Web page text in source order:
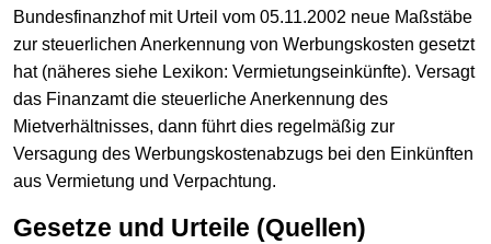
Bundesfinanzhof mit Urteil vom 05.11.2002 neue Maßstäbe
zur steuerlichen Anerkennung von Werbungskosten gesetzt
hat (näheres siehe Lexikon: Vermietungseinkünfte). Versagt
das Finanzamt die steuerliche Anerkennung des
Mietverhältnisses, dann führt dies regelmäßig zur
Versagung des Werbungskostenabzugs bei den Einkünften
aus Vermietung und Verpachtung.
Gesetze und Urteile (Quellen)